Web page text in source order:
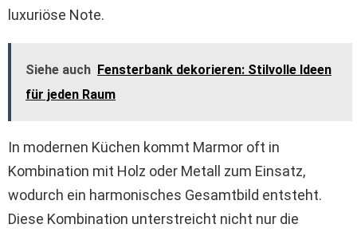
luxuriöse Note.
Siehe auch Fensterbank dekorieren: Stilvolle Ideen
für jeden Raum
In modernen Küchen kommt Marmor oft in
Kombination mit Holz oder Metall zum Einsatz,
wodurch ein harmonisches Gesamtbild entsteht.
Diese Kombination unterstreicht nicht nur die